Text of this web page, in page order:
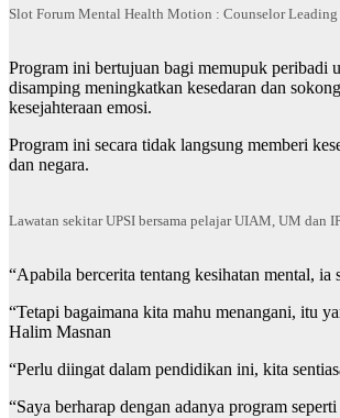
Slot Forum Mental Health Motion : Counselor Leading
Program ini bertujuan bagi memupuk peribadi
disamping meningkatkan kesedaran dan
kesejahteraan emosi.
Program ini secara tidak langsung memberi
dan negara.
Lawatan sekitar UPSI bersama pelajar UIAM, UM dan
“Apabila bercerita tentang kesihatan mental, ia
“Tetapi bagaimana kita mahu menangani, itu
Halim Masnan
“Perlu diingat dalam pendidikan ini, kita
“Saya berharap dengan adanya program